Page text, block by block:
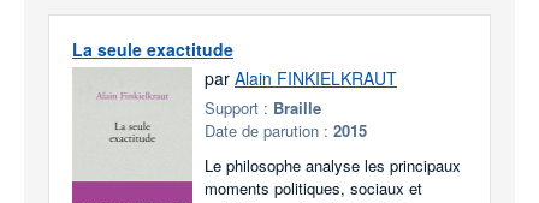
La seule exactitude
par Alain FINKIELKRAUT
Support : Braille
Date de parution : 2015
Le philosophe analyse les principaux
moments politiques, sociaux et